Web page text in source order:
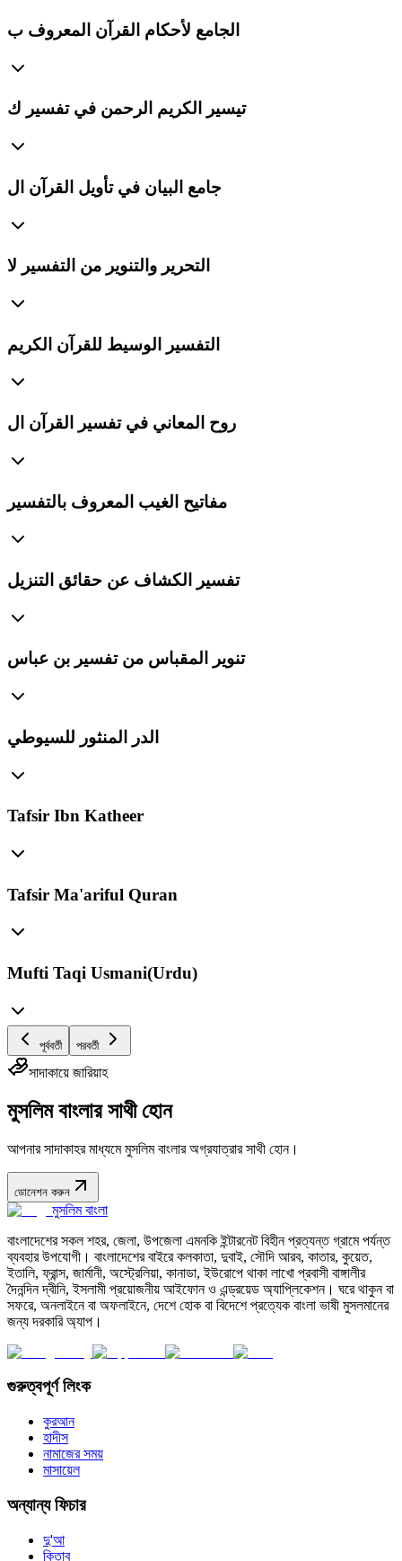
الجامع لأحكام القرآن المعروف ب
تيسير الكريم الرحمن في تفسير ك
جامع البيان في تأويل القرآن ال
التحرير والتنوير من التفسير لا
التفسير الوسيط للقرآن الكريم
روح المعاني في تفسير القرآن ال
مفاتيح الغيب المعروف بالتفسير
تفسير الكشاف عن حقائق التنزيل
تنوير المقباس من تفسير بن عباس
الدر المنثور للسيوطي
Tafsir Ibn Katheer
Tafsir Ma'ariful Quran
Mufti Taqi Usmani(Urdu)
পূর্ববর্তী পরবর্তী
সাদাকায়ে জারিয়াহ
মুসলিম বাংলার সাথী হোন
আপনার সাদাকাহর মাধ্যমে মুসলিম বাংলার অগ্রযাত্রার সাথী হোন।
ডোনেশন করুন
মুসলিম বাংলা
বাংলাদেশের সকল শহর, জেলা, উপজেলা এমনকি ইন্টারনেট বিহীন প্রত্যন্ত গ্রামে পর্যন্ত
ব্যবহার উপযোগী। বাংলাদেশের বাইরে কলকাতা, দুবাই, সৌদি আরব, কাতার, কুয়েত,
ইতালি, ফ্রান্স, জার্মানী, অস্ট্রেলিয়া, কানাডা, ইউরোপে থাকা লাখো প্রবাসী বাঙ্গালীর
দৈনন্দিন দ্বীনি, ইসলামী প্রয়োজনীয় আইফোন ও এন্ড্রয়েড অ্যাপ্লিকেশন। ঘরে থাকুন বা
সফরে, অনলাইনে বা অফলাইনে, দেশে হোক বা বিদেশে প্রত্যেক বাংলা ভাষী মুসলমানের
জন্য দরকারি অ্যাপ।
গুরুত্বপূর্ণ লিংক
কুরআন
হাদীস
নামাজের সময়
মাসায়েল
অন্যান্য ফিচার
দু'আ
কিতাব